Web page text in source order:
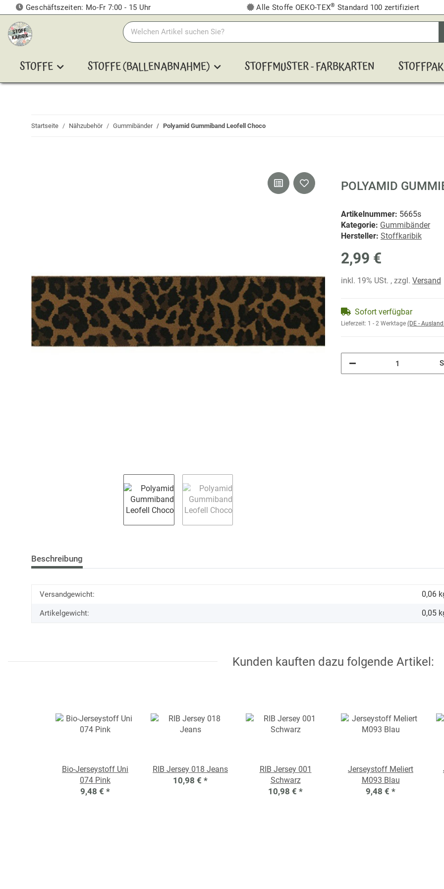
Geschäftszeiten: Mo-Fr 7:00 - 15 Uhr Alle Stoffe OEKO-TEX® Standard 100 zertifiziert
STOFFE STOFFE (BALLENABNAHME) STOFFMUSTER - FARBKARTEN
Startseite Nähzubehör Gummibänder Polyamid Gummiband Leofell Choco
POLYAMID
Artikelnummer: 5665s
Kategorie: Gummibänder
Hersteller: Stoffkaribik
2,99 €
inkl. 19% USt. , zzgl. Versand
Sofort verfügbar
Lieferzeit: 1 - 2 Werktage (DE -
Beschreibung
Versandgewicht: 0,06
Artikelgewicht: 0,05
Kunden kauften dazu folgende Artikel:
Bio-Jerseystoff Uni
074 Pink
9,48 € *
RIB Jersey 018 Jeans
10,98 € *
RIB Jersey 001
Schwarz
10,98 € *
Jerseystoff Meliert
M093 Blau
9,48 € *